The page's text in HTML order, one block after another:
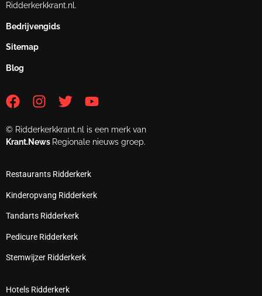
Ridderkerkkrant.nl.
Bedrijvengids
Sitemap
Blog
© Ridderkerkkrant.nl is een merk van
Krant.News Regionale nieuws groep.
Restaurants Ridderkerk
Kinderopvang Ridderkerk
Tandarts Ridderkerk
Pedicure Ridderkerk
Stemwijzer Ridderkerk
Hotels Ridderkerk